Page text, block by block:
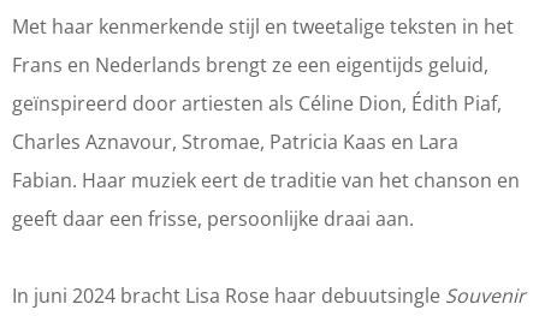
e
n
l
u
c
h
t
O
p
e
n
u
h
O
p
e
n
l
u
h
Met haar kenmerkende stijl en tweetalige teksten in het
Frans en Nederlands brengt ze een eigentijds geluid,
geïnspireerd door artiesten als Céline Dion, Édith Piaf,
Charles Aznavour, Stromae, Patricia Kaas en Lara
Fabian. Haar muziek eert de traditie van het chanson en
geeft daar een frisse, persoonlijke draai aan.
In juni 2024 bracht Lisa Rose haar debuutsingle Souvenir